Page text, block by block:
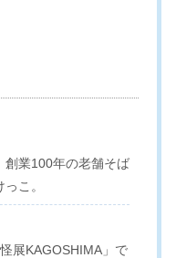
創業100年の老舗そば
こ。
展KAGOSHIMA」で